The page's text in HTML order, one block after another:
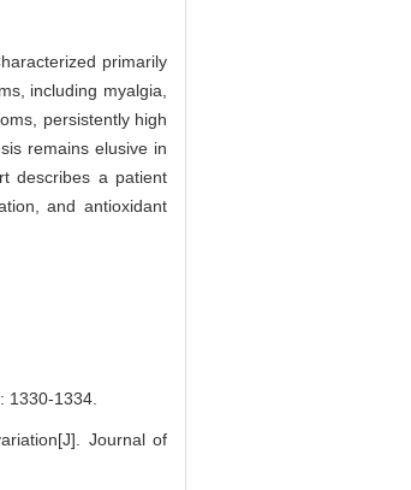
primarily
including myalgia,
persistently high
remains elusive in
describes a patient
and antioxidant
1330-1334.
Journal of